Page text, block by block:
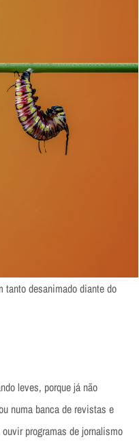
tanto desanimado diante do
leves, porque já não
numa banca de revistas e
programas de jornalismo